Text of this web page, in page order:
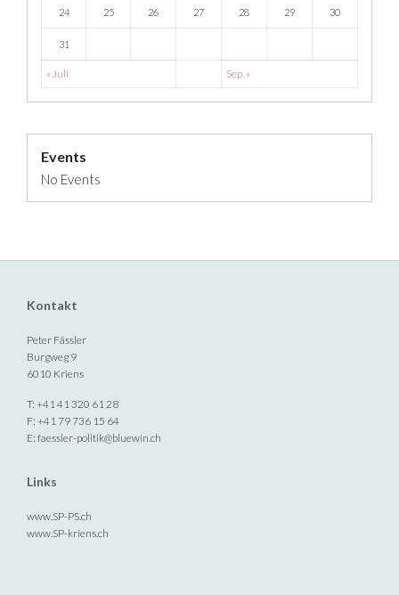
24 25 26 27 28 29 30
31
« Juli Sep. »
Events
No Events
Kontakt
Peter Fässler
Burgweg 9
6010 Kriens
T: +41 41 320 61 28
F: +41 79 736 15 64
E: faessler-politik@bluewin.ch
Links
www.SP-PS.ch
www.SP-kriens.ch